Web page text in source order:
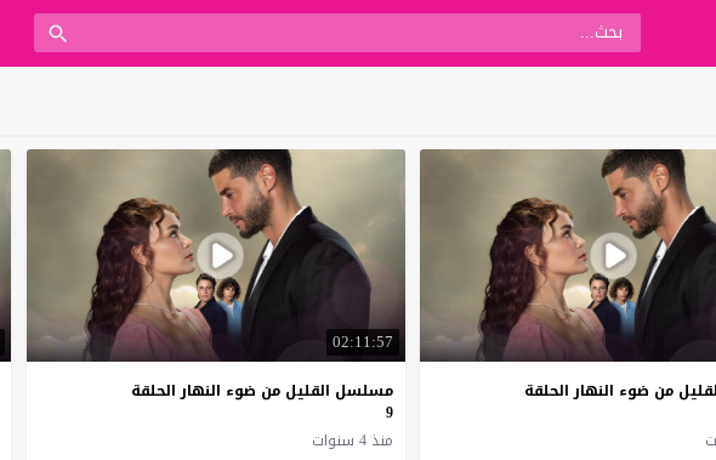
من ضوء النهار الحلقة
02:11:57
مسلسل القليل من ضوء النهار الحلقة
9
منذ 4 سنوات